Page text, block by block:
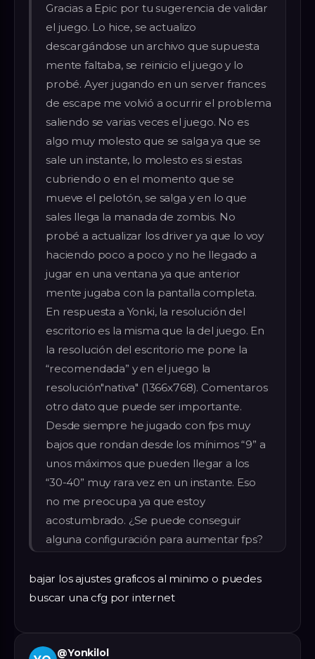
Gracias a Epic por tu sugerencia de validar
el juego. Lo hice, se actualizo
descargándose un archivo que supuesta
mente faltaba, se reinicio el juego y lo
probé. Ayer jugando en un server frances
de escape me volvió a ocurrir el problema
saliendo se varias veces el juego. No es
algo muy molesto que se salga ya que se
sale un instante, lo molesto es si estas
cubriendo o en el momento que se
mueve el pelotón, se salga y en lo que
sales llega la manada de zombis. No
probé a actualizar los driver ya que lo voy
haciendo poco a poco y no he llegado a
jugar en una ventana ya que anterior
mente jugaba con la pantalla completa.
En respuesta a Yonki, la resolución del
escritorio es la misma que la del juego. En
la resolución del escritorio me pone la
“recomendada” y en el juego la
resolución"nativa" (1366x768). Comentaros
otro dato que puede ser importante.
Desde siempre he jugado con fps muy
bajos que rondan desde los mínimos “9” a
unos máximos que pueden llegar a los
“30-40” muy rara vez en un instante. Eso
no me preocupa ya que estoy
acostumbrado. ¿Se puede conseguir
alguna configuración para aumentar fps?
bajar los ajustes graficos al minimo o puedes
buscar una cfg por internet
@Yonkilol